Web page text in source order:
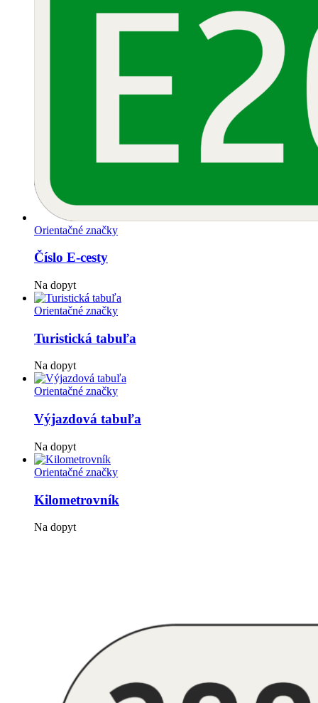
Orientačné značky
Číslo E-cesty
Na dopyt
Orientačné značky
Turistická tabuľa
Na dopyt
Orientačné značky
Výjazdová tabuľa
Na dopyt
Orientačné značky
Kilometrovník
Na dopyt